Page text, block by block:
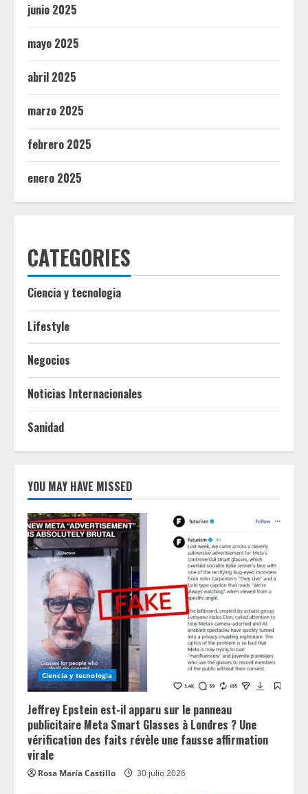
junio 2025
mayo 2025
abril 2025
marzo 2025
febrero 2025
enero 2025
CATEGORIES
Ciencia y tecnologia
Lifestyle
Negocios
Noticias Internacionales
Sanidad
YOU MAY HAVE MISSED
Ciencia y tecnologia
Jeffrey Epstein est-il apparu sur le panneau
publicitaire Meta Smart Glasses à Londres ? Une
vérification des faits révèle une fausse affirmation
virale
Rosa María Castillo 30 julio 2026